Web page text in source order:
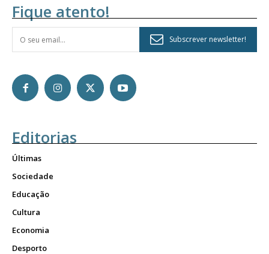
Fique atento!
Subscrever newsletter!
Editorias
Últimas
Sociedade
Educação
Cultura
Economia
Desporto